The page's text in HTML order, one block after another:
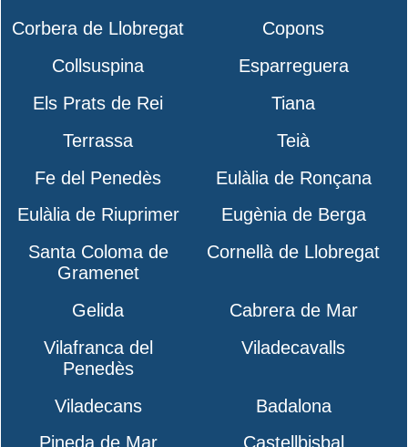
Corbera de Llobregat
Copons
Collsuspina
Esparreguera
Els Prats de Rei
Tiana
Terrassa
Teià
Fe del Penedès
Eulàlia de Ronçana
Eulàlia de Riuprimer
Eugènia de Berga
Santa Coloma de
Gramenet
Cornellà de Llobregat
Gelida
Cabrera de Mar
Vilafranca del
Penedès
Viladecavalls
Viladecans
Badalona
Pineda de Mar
Castellbisbal